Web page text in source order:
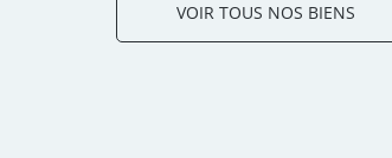
VOIR TOUS NOS BIENS